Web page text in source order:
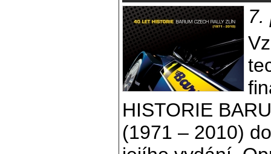
7.
HISTORIE
(1971 – 2010)